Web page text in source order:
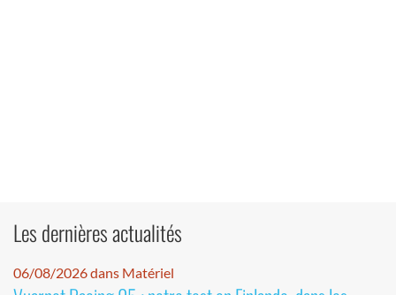
Les dernières actualités
06/08/2026 dans Matériel